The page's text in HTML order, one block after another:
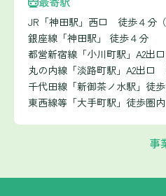
JR「神田駅」西口 徒歩４分（
銀座線「神田駅」 徒歩４分
都営新宿線「小川町駅」A2出
丸の内線「淡路町駅」A2出口
千代田線「新御茶ノ水駅」徒
東西線等「大手町駅」徒歩圏内
事